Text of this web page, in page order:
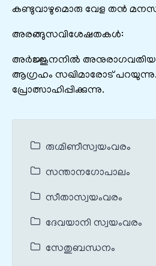
കണ്ടുവാഴുമൊരു വേള തൻ മനസി
അരങ്ങുസവിശേഷതകൾ:
അർജ്ജുനനിൽ
ആഗ്രഹം സഖിമാരോട്
പ്രോത്സാഹിപ്പിക്കുന്നു.
രുഗ്മിണീസ്വയംവരം
സന്താനഗോപാലം
സീതാസ്വയംവരം
ദേവയാനി സ്വയംവരം
സേതുബന്ധനം